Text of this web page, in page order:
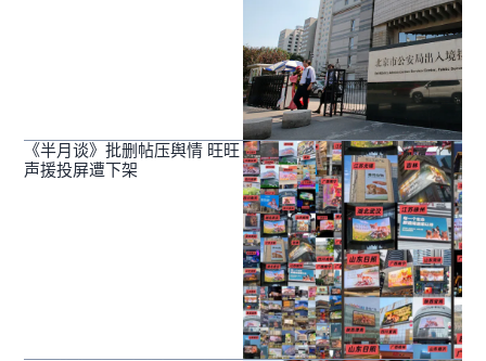
《半月谈》批删帖压舆情 旺旺
声援投屏遭下架